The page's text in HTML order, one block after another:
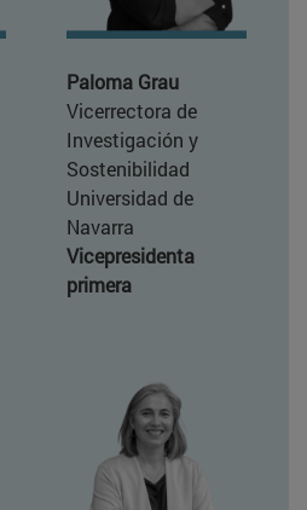
Paloma Grau
Vicerrectora de
Investigación y
Sostenibilidad
Universidad de
Navarra
Vicepresidenta
primera